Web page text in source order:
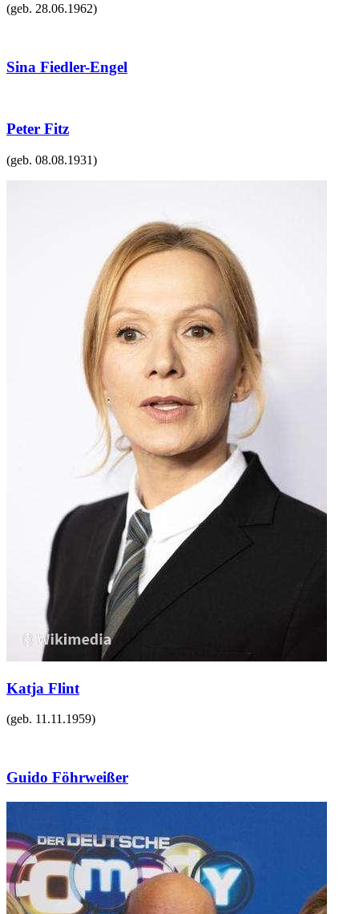
(geb. 28.06.1962)
Sina Fiedler-Engel
Peter Fitz
(geb. 08.08.1931)
Katja Flint
(geb. 11.11.1959)
Guido Föhrweißer